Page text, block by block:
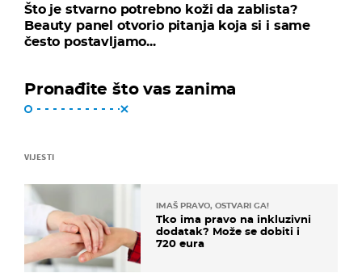
Što je stvarno potrebno koži da zablista?
Beauty panel otvorio pitanja koja si i same
često postavljamo...
Pronađite što vas zanima
VIJESTI
IMAŠ PRAVO, OSTVARI GA!
Tko ima pravo na inkluzivni
dodatak? Može se dobiti i
720 eura